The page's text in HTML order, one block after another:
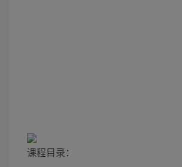
课程目录：